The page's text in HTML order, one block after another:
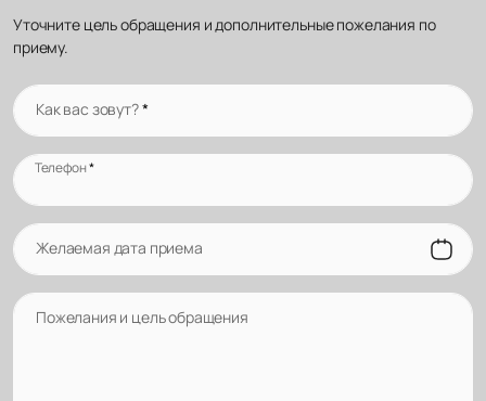
Уточните цель обращения и дополнительные пожелания по
приему.
Как вас зовут?*
Телефон*
Желаемая дата приема
Пожелания и цель обращения